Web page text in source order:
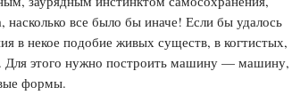
насколько все было бы иначе! Если бы удалось
в некое подобие живых существ, в когтистых,
этого нужно построить машину — машину,
формы.